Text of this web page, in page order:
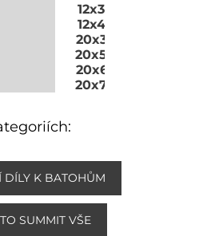
12x300 mm
12x450 mm
20x375 mm
20x500 mm
20x625 mm
20x750 mm
K BATOHŮM
SUMMIT VŠE